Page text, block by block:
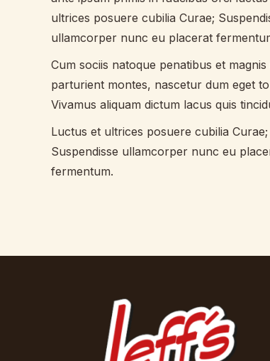
ultrices posuere cubilia Curae;
ullamcorper nunc eu placerat
Cum sociis natoque penatibus et magnis
parturient montes, nascetur dum eget
Vivamus aliquam dictum lacus quis
Luctus et ultrices posuere cubilia Curae;
Suspendisse ullamcorper nunc eu
fermentum.